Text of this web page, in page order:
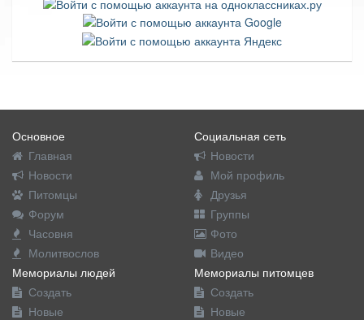
Основное
Главная
Новости
Питомцы
Форум
Часовня
Молитвослов
Социальная сеть
Новости
Мой профиль
Друзья
Группы
Фото
Видео
Мемориалы людей
Создать
Новые
Мемориалы питомцев
Создать
Новые